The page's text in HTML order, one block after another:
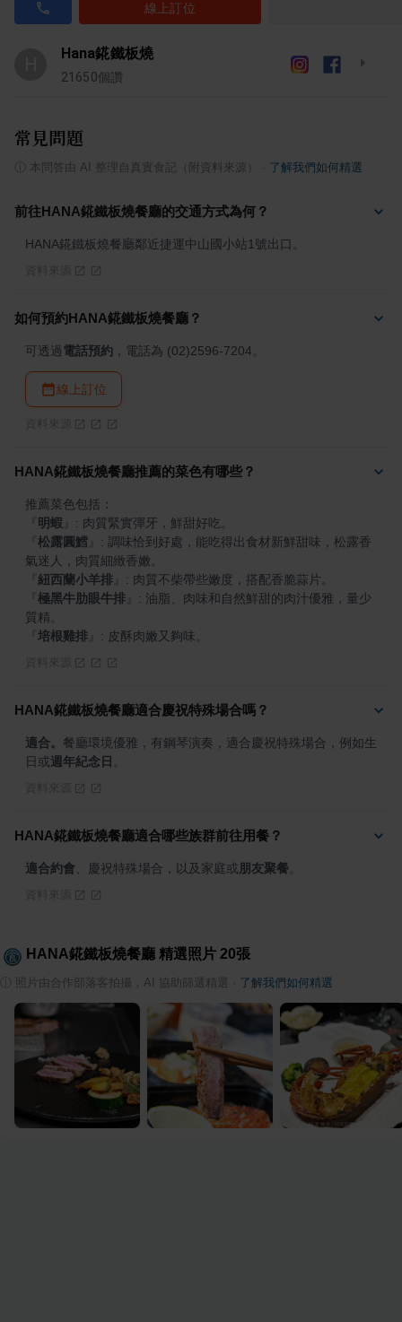
線上訂位
Hana錵鐵板燒
21650個讚
常見問題
本問答由 AI 整理自真實食記（附資料來源） 了解我們如何精選
前往HANA錵鐵板燒餐廳的交通方式為何？
HANA錵鐵板燒餐廳鄰近捷運中山國小站1號出口。
如何預約HANA錵鐵板燒餐廳？
可透過電話預約 ，電話為 (02)2596-7204。
線上訂位
HANA錵鐵板燒餐廳推薦的菜色有哪些？
明蝦
松露圓鱈
: 調味恰到好處，能吃得出食材新鮮甜味，松露香
紐西蘭小羊排
極黑牛肋眼牛排
: 油脂、肉味和自然鮮甜的肉汁優雅，量少
培根雞排 : 皮酥肉嫩又夠味。
HANA錵鐵板燒餐廳適合慶祝特殊場合嗎？
適合。 餐廳環境優雅，有鋼琴演奏，適合慶祝特殊場合，例如生
日或週年紀念日
HANA錵鐵板燒餐廳適合哪些族群前往用餐？
適合約會 、慶祝特殊場合，以及家庭或 朋友聚餐
HANA錵鐵板燒餐廳 精選照片 20張
照片由合作部落客拍攝，AI 協助篩選精選 了解我們如何精選